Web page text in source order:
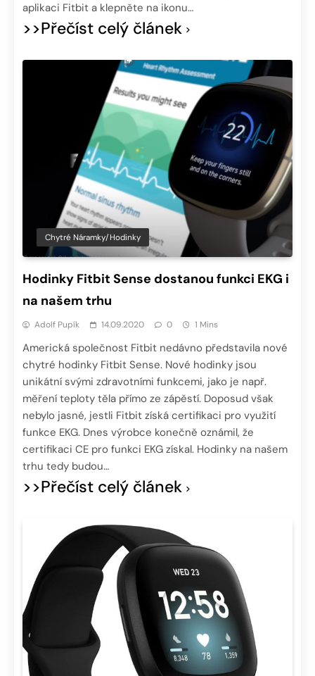
aplikaci Fitbit a klepněte na ikonu…
>>Přečíst celý článek
Chytré Náramky/hodinky
Hodinky Fitbit Sense dostanou funkci EKG i
na našem trhu
Adolf Pupík 14.09.2020 0 1 Mins
Americká společnost Fitbit nedávno představila nové
chytré hodinky Fitbit Sense. Nové hodinky jsou
unikátní svými zdravotními funkcemi, jako je např.
měření teploty těla přímo ze zápěstí. Doposud však
nebylo jasné, jestli Fitbit získá certifikaci pro využití
funkce EKG. Dnes výrobce konečně oznámil, že
certifikaci CE pro funkci EKG získal. Hodinky na našem
trhu tedy budou…
>>Přečíst celý článek